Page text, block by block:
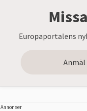
Europaportalens
Anmäl
Annonser